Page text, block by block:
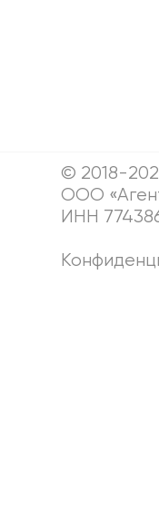
© 2018-
ООО
ИНН